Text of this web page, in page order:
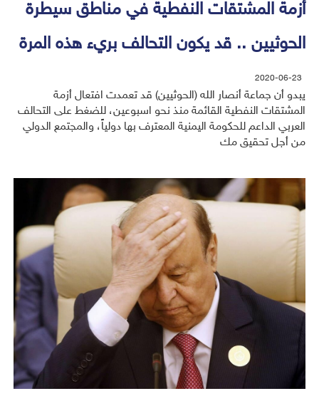
أزمة المشتقات النفطية في مناطق سيطرة
الحوثيين .. قد يكون التحالف بريء هذه المرة
2020-06-23
يبدو أن جماعة أنصار الله (الحوثيين) قد تعمدت افتعال أزمة
المشتقات النفطية القائمة منذ نحو اسبوعين، للضغط على التحالف
العربي الداعم للحكومة اليمنية المعترف بها دولياً، والمجتمع الدولي
من أجل تحقيق مك